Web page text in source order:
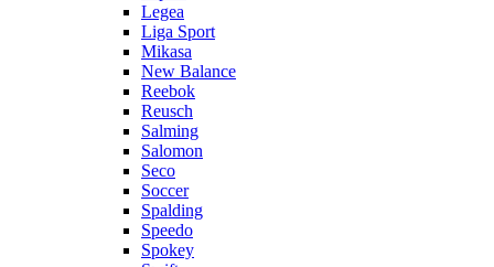
Legea
Liga Sport
Mikasa
New Balance
Reebok
Reusch
Salming
Salomon
Seco
Soccer
Spalding
Speedo
Spokey